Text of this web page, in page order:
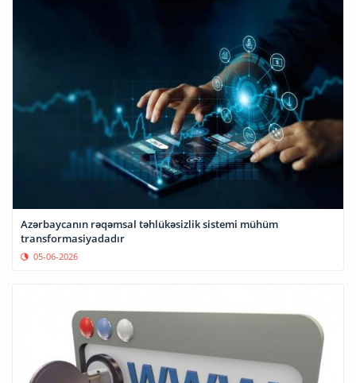
Azərbaycanın rəqəmsal təhlükəsizlik sistemi mühüm
transformasiyadadır
05-06-2026